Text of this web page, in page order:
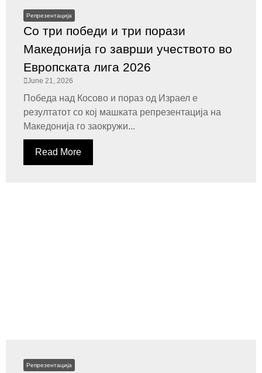
Репрезентација
Со три победи и три порази
Македонија го заврши учеството во
Европската лига 2026
June 21, 2026
Победа над Косово и пораз од Израел е
резултатот со кој машката репрезентација на
Македонија го заокружи...
Read More
Репрезентација